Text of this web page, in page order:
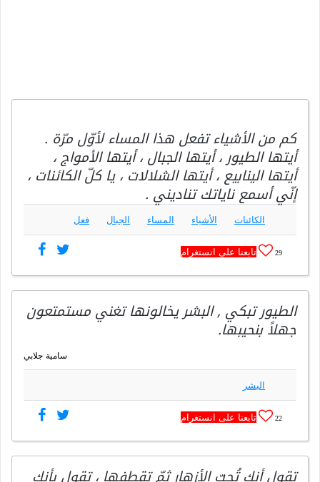
كم من الأشياء تفعل هذا المساء لأوّل مرّة .
أيتها الطيور ، أيتها الجبال ، أيتها الأمواج ،
أيتها الينابيع ، أيتها الشلالات ، يا كلّ الكائنات ،
إنّي أسمع ناياتك تناديني .
الكائنات الأشياء المساء الجبال فعل
29 تابعنا على انستغرام
الطيور تبكي , البشر يخالونها تغني مستمتعون
جهلاً بنحيبها.
سامية جلابي
البشر
22 تابعنا على انستغرام
تقول أنك تُحبّ الأزهار ثمّ تقطفها ، تقول بأنك